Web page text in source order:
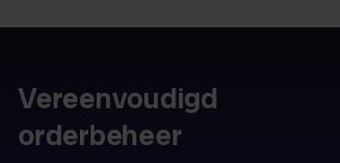
Vereenvoudigd
orderbeheer